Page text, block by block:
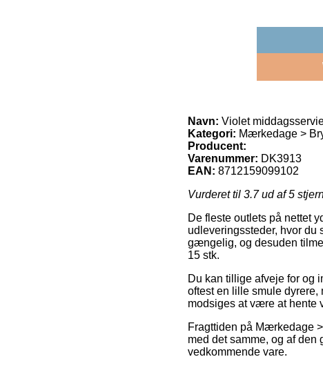
Navn: Violet
Kategori: Mærkedage >
Producent:
Varenummer: DK3913
EAN: 8712159099102
Vurderet til 3.7ud af 5
De fleste outlets på nettet
udleveringssteder, hvor du
gængelig, og desuden
15 stk.
Du kan tillige afveje for og
oftest en lille smule
modsiges at være at hente
Fragttiden på Mærkedage
med det samme, og af den
vedkommende vare.